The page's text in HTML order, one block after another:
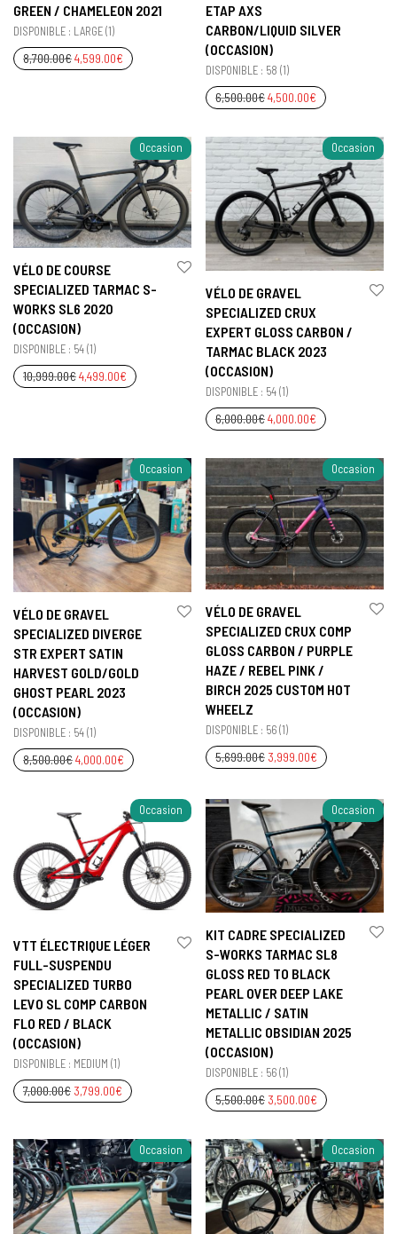
GREEN / CHAMELEON 2021
DISPONIBLE : LARGE (1)
8,700.00€4,599.00€
ETAP AXS
CARBON/LIQUID SILVER
(OCCASION)
DISPONIBLE : 58 (1)
6,500.00€4,500.00€
Occasion
VÉLO DE COURSE
SPECIALIZED TARMAC S-
WORKS SL6 2020
(OCCASION)
DISPONIBLE : 54 (1)
10,999.00€4,499.00€
Occasion
VÉLO DE GRAVEL
SPECIALIZED CRUX
EXPERT GLOSS CARBON /
TARMAC BLACK 2023
(OCCASION)
DISPONIBLE : 54 (1)
6,000.00€4,000.00€
Occasion
VÉLO DE GRAVEL
SPECIALIZED DIVERGE
STR EXPERT SATIN
HARVEST GOLD/GOLD
GHOST PEARL 2023
(OCCASION)
DISPONIBLE : 54 (1)
8,500.00€4,000.00€
Occasion
VÉLO DE GRAVEL
SPECIALIZED CRUX COMP
GLOSS CARBON / PURPLE
HAZE / REBEL PINK /
BIRCH 2025 CUSTOM HOT
WHEELZ
DISPONIBLE : 56 (1)
5,699.00€ 3,999.00€
Occasion
VTT ÉLECTRIQUE LÉGER
FULL-SUSPENDU
SPECIALIZED TURBO
LEVO SL COMP CARBON
FLO RED / BLACK
(OCCASION)
DISPONIBLE : MEDIUM (1)
7,000.00€ 3,799.00€
Occasion
KIT CADRE SPECIALIZED
S-WORKS TARMAC SL8
GLOSS RED TO BLACK
PEARL OVER DEEP LAKE
METALLIC / SATIN
METALLIC OBSIDIAN 2025
(OCCASION)
DISPONIBLE : 56 (1)
5,500.00€ 3,500.00€
Occasion Occasion